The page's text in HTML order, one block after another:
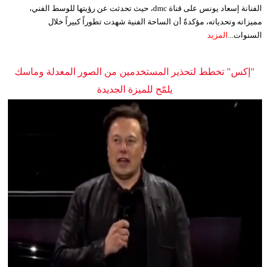
الفنانة إسعاد يونس على قناة dmc، حيث تحدثت عن رؤيتها للوسط الفني،
مميزاته وتحدياته، مؤكدةً أن الساحة الفنية شهدت تطوراً كبيراً خلال
السنوات...
المزيد
"إكس" تخطط لتحذير المستخدمين من الصور المعدلة وماسك
يلمّح للميزة الجديدة